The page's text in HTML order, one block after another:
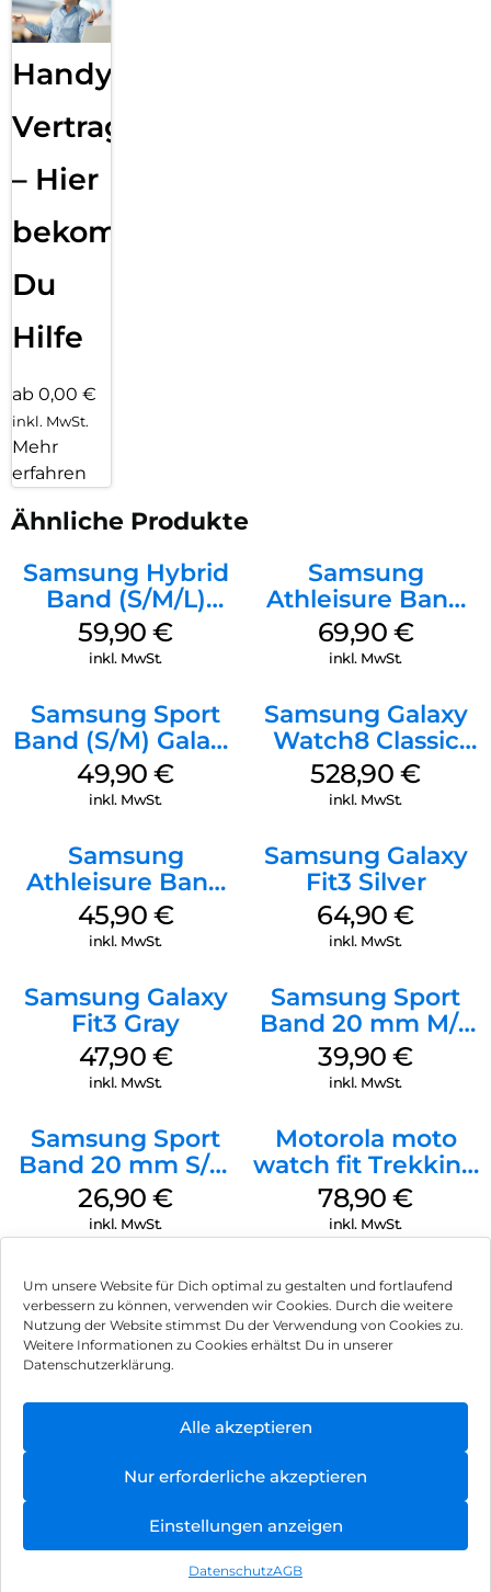
Um unsere Website für Dich optimal zu gestalten und fortlaufend
verbessern zu können, verwenden wir Cookies. Durch die weitere
Nutzung der Website stimmst Du der Verwendung von Cookies zu.
Weitere Informationen zu Cookies erhältst Du in unserer
Datenschutzerklärung.
Alle akzeptieren
Nur erforderliche akzeptieren
Einstellungen anzeigen
DatenschutzAGB
Handy
Vertragsabwicklung
– Hier
bekommst
Du
Hilfe
ab 0,00 €
inkl. MwSt.
Mehr
erfahren
Ähnliche Produkte
Samsung Hybrid
Band (S/M/L)
Galaxy
Watch8/Watch8
59,90€
inkl. MwSt.
Samsung
Athleisure Band
(M/L) Galaxy
Watch8/Watch8
69,90 €
inkl. MwSt.
Samsung Sport
Band (S/M) Galaxy
Watch8/Watch8
Classic Graphite
49,90€
inkl. MwSt.
Samsung Galaxy
Watch8 Classic
Black
528,90€
inkl. MwSt.
Samsung
Athleisure Band
S/M Galaxy
Watch7 Cream
45,90 €
inkl. MwSt.
Samsung Galaxy
Fit3 Silver
64,90€
inkl. MwSt.
Samsung Galaxy
Fit3 Gray
47,90 €
inkl. MwSt.
Samsung Sport
Band 20 mm M/L
Galaxy Watch4
Serie Graphite
39,90€
inkl. MwSt.
Samsung Sport
Band 20 mm S/M
Galaxy Watch4
Serie Graphite
26,90€
inkl. MwSt.
Motorola moto
watch fit Trekking
Green
78,90€
inkl. MwSt.
Impressum
Hinweis zur Batterieentsorgung
Newsletter
, Brodos AG – All Rights Reserved.